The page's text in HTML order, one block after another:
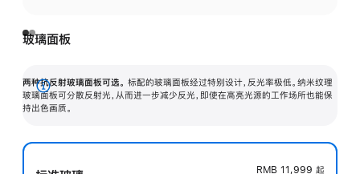
玻璃面板
两种抗反射玻璃面板可选。 标配的玻璃面板经过特别设计，反光率极低。纳米纹理
玻璃面板可分散反射光，从而进一步减少反光，即使在高亮光源的工作场所也能保
持出色画质。
展
开
RMB 11,999 起